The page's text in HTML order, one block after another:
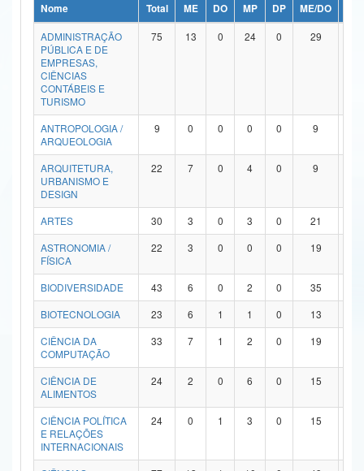
Ministério da Ciência, Tecnologia, Inovações e Comunicações
Ministério do Meio Ambiente
Ministério do Turismo
Ministério do Desenvolvimento Regional
Controladoria-Geral da União
Ministério da Mulher, da Família e dos Direitos Humanos
Secretaria de Governo
Advocacia-Geral da União
Banco Central do Brasil
Nome Total ME DO MP DP ME/DO
ADMINISTRAÇÃO
PÚBLICA E DE
EMPRESAS,
CIÊNCIAS
CONTÁBEIS E
TURISMO
75 13 0 24 0 29
ANTROPOLOGIA /
ARQUEOLOGIA
9 0 0 0 0 9
ARQUITETURA,
URBANISMO E
DESIGN
22 7 0 4 0 9
ARTES 30 3 0 3 0 21
ASTRONOMIA /
FÍSICA
22 3 0 0 0 19
BIODIVERSIDADE 43 6 0 2 0 35
BIOTECNOLOGIA
23 6 1 1 0 13
CIÊNCIA DA
COMPUTAÇÃO
33 7 1 2 0 19
CIÊNCIA DE
ALIMENTOS
24 2 0 6 0 15
CIÊNCIA POLÍTICA
E RELAÇÕES
INTERNACIONAIS
24 0 1 3 0 15